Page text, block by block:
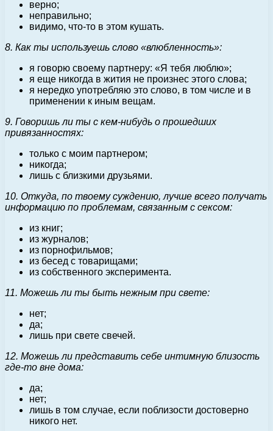
верно;
неправильно;
видимо, что-то в этом кушать.
8. Как ты используешь слово «влюбленность»:
я говорю своему партнеру: «Я тебя люблю»;
я еще никогда в жития не произнес этого слова;
я нередко употребляю это слово, в том числе и в
применении к иным вещам.
9. Говоришь ли ты с кем-нибудь о прошедших
привязанностях:
только с моим партнером;
никогда;
лишь с близкими друзьями.
10. Откуда, по твоему суждению, лучше всего получать
информацию по проблемам, связанным с сексом:
из книг;
из журналов;
из порнофильмов;
из бесед с товарищами;
из собственного эксперимента.
11. Можешь ли ты быть нежным при свете:
нет;
да;
лишь при свете свечей.
12. Можешь ли представить себе интимную близость
где-то вне дома:
да;
нет;
лишь в том случае, если поблизости достоверно
никого нет.